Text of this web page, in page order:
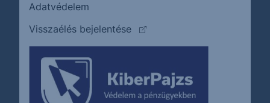
Adatvédelem
Visszaélés bejelentése
(külső oldalra ugrik)